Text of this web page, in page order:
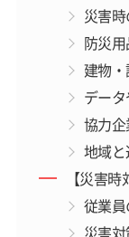
災害
防災
建物
デー
協力
地域
【災害
従業
災害